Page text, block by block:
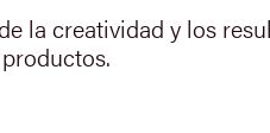
la creatividad y los